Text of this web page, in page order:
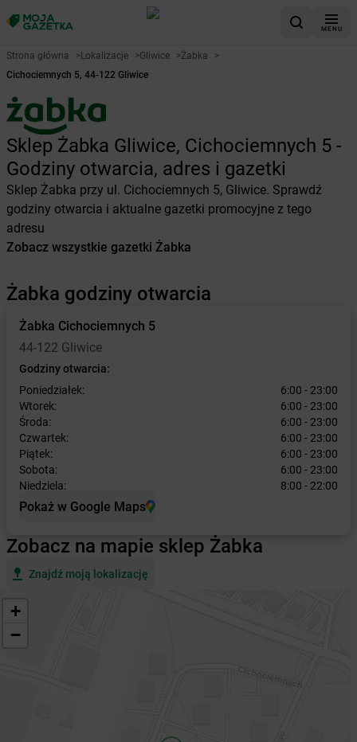
MENU
Strona główna >Lokalizacje >Gliwice >Żabka
>
Cichociemnych 5, 44-122 Gliwice
Sklep Żabka Gliwice, Cichociemnych 5 -
Godziny otwarcia, adres i gazetki
Sklep Żabka przy ul. Cichociemnych 5, Gliwice. Sprawdź
godziny otwarcia i aktualne gazetki promocyjne z tego
adresu
Zobacz wszystkie gazetki Żabka
Żabka godziny otwarcia
Żabka Cichociemnych 5
44-122 Gliwice
Godziny otwarcia:
Poniedziałek:
6:00 - 23:00
Wtorek:
6:00 - 23:00
Środa:
6:00 - 23:00
Czwartek:
6:00 - 23:00
Piątek:
6:00 - 23:00
Sobota:
6:00 - 23:00
Niedziela:
8:00 - 22:00
Pokaż w Google Maps
Zobacz na mapie sklep Żabka
Znajdź moją lokalizację
+
−